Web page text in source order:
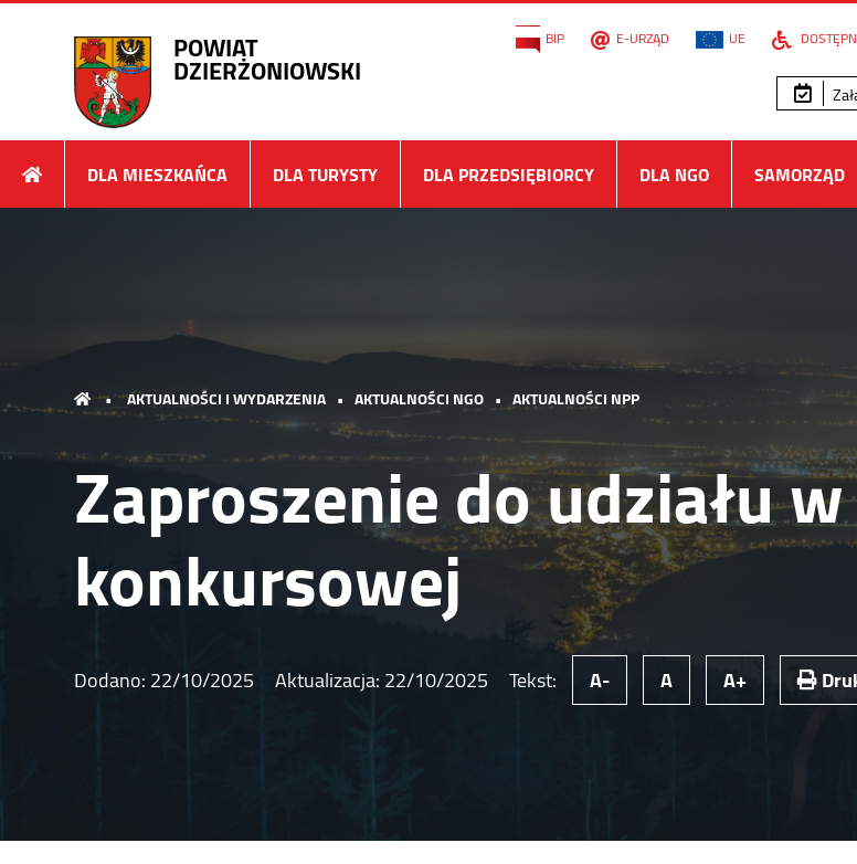
POWIAT
DZIERŻONIOWSKI
BIP E-URZĄD UE
DLA MIESZKAŃCA DLA TURYSTY DLA PRZEDSIĘBIORCY DLA NGO SAMORZĄD
• AKTUALNOŚCI I WYDARZENIA • AKTUALNOŚCI NGO • AKTUALNOŚCI NPP
Zaproszenie do udziału
konkursowej
Dodano:22/10/2025 Aktualizacja:22/10/2025 Tekst: A- A A+